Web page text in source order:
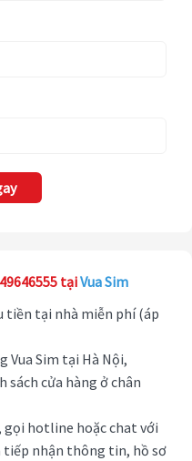
tạiVua Sim
tiền tại nhà miễn phí (áp
Vua Sim tại Hà Nội,
sách cửa hàng ở chân
hotline hoặc chat với
tiếp nhận thông tin, hồ sơ